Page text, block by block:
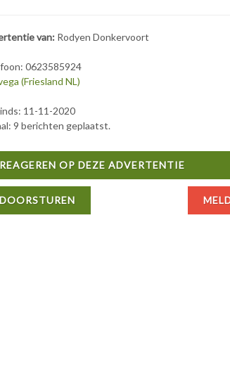
van: Rodyen Donkervoort
0623585924
(Friesland NL)
11-11-2020
9 berichten geplaatst.
REAGEREN OP DEZE ADVERTENTIE
DOORSTUREN